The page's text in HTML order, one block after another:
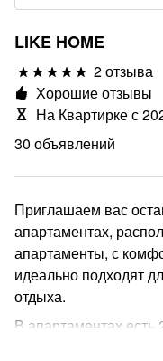
LIKE HOME
2 отзыва
30 объявлений
Хорошие отзывы
На Квартирке с
Приглашаем вас
апартаментах,
апартаменты, с
идеально подходят
отдыха.
В апартаментах